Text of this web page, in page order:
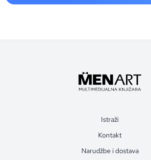
Istraži
Kontakt
Narudžbe i dostava